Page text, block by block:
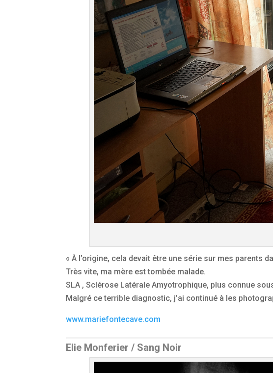
« À l’origine, cela devait être une série sur mes parents
Très vite, ma mère est tombée malade.
SLA , Sclérose Latérale Amyotrophique, plus connue
Malgré ce terrible diagnostic, j’ai continué à les
www.mariefontecave.com
Elie Monferier / Sang Noir